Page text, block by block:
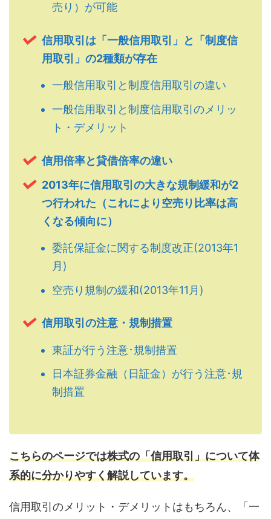
売り）が可能
信用取引は「一般信用取引」と「制度信
用取引」の2種類が存在
一般信用取引と制度信用取引の違い
一般信用取引と制度信用取引のメリッ
ト・デメリット
信用倍率と貸借倍率の違い
2013年に信用取引の大きな規制緩和が2
つ行われた（これにより空売り比率は高
くなる傾向に）
委託保証金に関する制度改正(2013年1
月)
空売り規制の緩和(2013年11月)
信用取引の注意・規制措置
東証が行う注意･規制措置
日本証券金融（日証金）が行う注意･規
制措置
こちらのページでは株式の「信用取引」について体
系的に分かりやすく解説しています。
信用取引のメリット・デメリットはもちろん、「一